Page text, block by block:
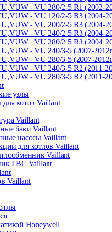
- VU 280/2-5 R1 (2002-
- VU 120/2-5 R3 (2004-
- VU 200/2-5 R3 (2004-
- VU 240/2-5 R3 (2004-
- VU 280/2-5 R3 (2004-
- VU 240/3-5 (2007-
- VU 280/3-5 (2007-
- VU 240/3-5 R2 (2011-
- VU 280/3-5 R2 (2011-
узлы
котов Vaillant
Vaillant
баки Vaillant
насосы Vaillant
для котлов Vaillant
Vaillant
ГВС Vaillant
Vaillant
Honeywell